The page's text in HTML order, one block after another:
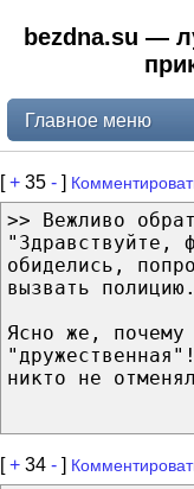
bezdna.su —
Главное меню
[+ 35 - ]
>> Вежливо
"Здравствуйте,
обиделись,
вызвать
Ясно же,
никто не
[+ 34 - ]